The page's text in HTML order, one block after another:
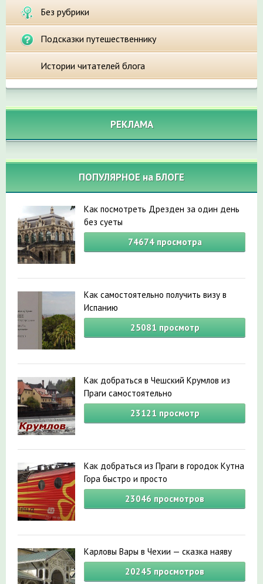
Без рубрики
Подсказки путешественнику
Истории читателей блога
РЕКЛАМА
ПОПУЛЯРНОЕ на БЛОГЕ
Как посмотреть Дрезден за один день
без суеты
74674просмотра
Как самостоятельно получить визу в
Испанию
25081просмотр
Как добраться в Чешский Крумлов из
Праги самостоятельно
23121просмотр
Как добраться из Праги в городок Кутна
Гора быстро и просто
23046 просмотров
Карловы Вары в Чехии — сказка наяву
20245 просмотров